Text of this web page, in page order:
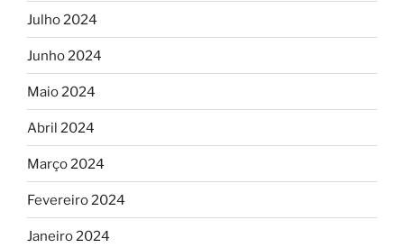
Julho 2024
Junho 2024
Maio 2024
Abril 2024
Março 2024
Fevereiro 2024
Janeiro 2024